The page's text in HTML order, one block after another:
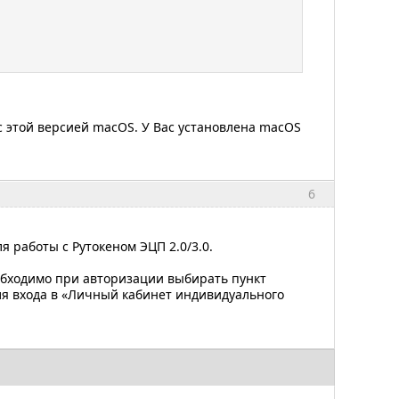
версией macOS. У Вас установлена macOS
6
работы с Рутокеном ЭЦП 2.0/3.0.
при авторизации выбирать пункт
входа в «Личный кабинет индивидуального